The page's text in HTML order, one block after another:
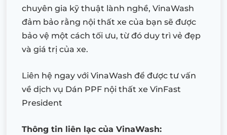
chuyên gia kỹ thuật lành nghề, VinaWash
đảm bảo rằng nội thất xe của bạn sẽ được
bảo vệ một cách tối ưu, từ đó duy trì vẻ đẹp
và giá trị của xe.
Liên hệ ngay với VinaWash để được tư vấn
về dịch vụ Dán PPF nội thất xe VinFast
President
Thông tin liên lạc của VinaWash: